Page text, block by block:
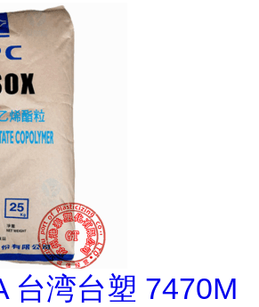
台湾台塑 7470M